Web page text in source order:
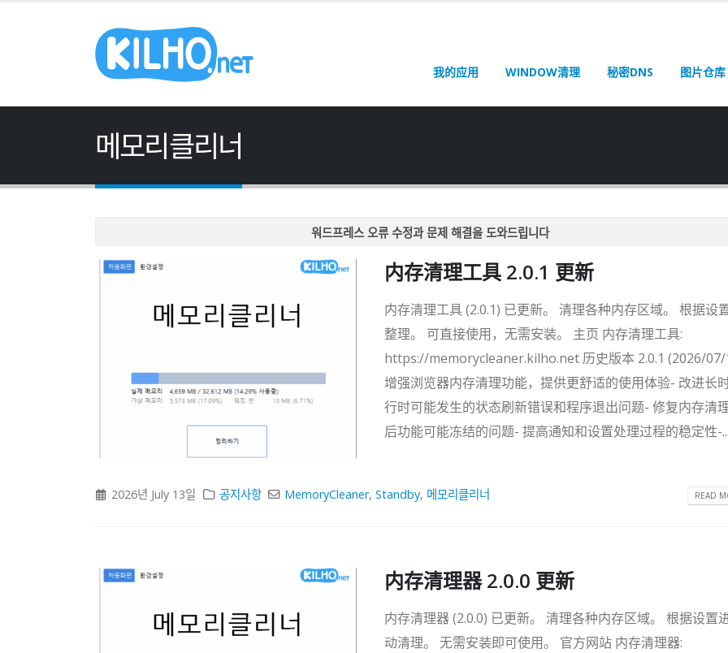
我的应用 WINDOW清理 秘密DNS 图片仓库
메모리클리너
워드프레스 오류 수정과 문제 해결을 도와드립니다
워드프레스 오류 수정과 문제 해결을 도와드립니다
워드프레스 오류 수정과 문제 해결을 도와드립니다
워드프레스 오류 수정과 문제 해결을 도와드립니다
워드프레스 오류 수정과 문제 해결을 도와드립니다
内存清理工具 2.0.1 更新
内存清理工具 (2.0.1) 已更新。 清理各种内存区域。 根据设
整理。 可直接使用，无需安装。 主页 内存清理工具:
https://memorycleaner.kilho.net 历史版本 2.0.1 (2026/07/
增强浏览器内存清理功能，提供更舒适的使用体验- 改进长
行时可能发生的状态刷新错误和程序退出问题- 修复内存清
后功能可能冻结的问题- 提高通知和设置处理过程的稳定性-...
2026년 July 13일 공지사항 MemoryCleaner,Standby, 메모리클리너 READ
内存清理器 2.0.0 更新
内存清理器 (2.0.0) 已更新。 清理各种内存区域。 根据设置
动清理。 无需安装即可使用。 官方网站 内存清理器: